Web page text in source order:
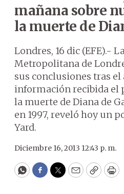
mañana sobre
la muerte de
Londres, 16 dic (EFE).-
Metropolitana de
sus conclusiones tras
información recibida el
la muerte de Diana de
en 1997, reveló hoy un
Yard.
Diciembre 16, 2013 12:43 p. m.
WhatsApp
Facebook
Twitter
EmailCopy